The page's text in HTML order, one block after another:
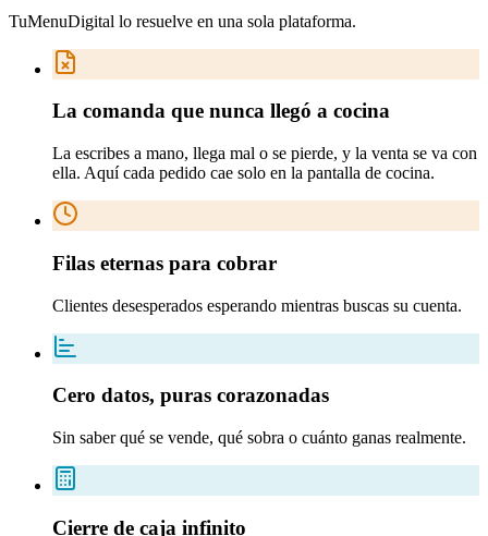
TuMenuDigital lo resuelve en una sola plataforma.
La comanda que nunca llegó a cocina
La escribes a mano, llega mal o se pierde, y la venta se va con
ella. Aquí cada pedido cae solo en la pantalla de cocina.
Filas eternas para cobrar
Clientes desesperados esperando mientras buscas su cuenta.
Cero datos, puras corazonadas
Sin saber qué se vende, qué sobra o cuánto ganas realmente.
Cierre de caja infinito